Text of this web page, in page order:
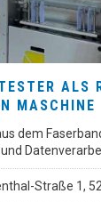
ALS
MASCHINE
dem
Straße 1,